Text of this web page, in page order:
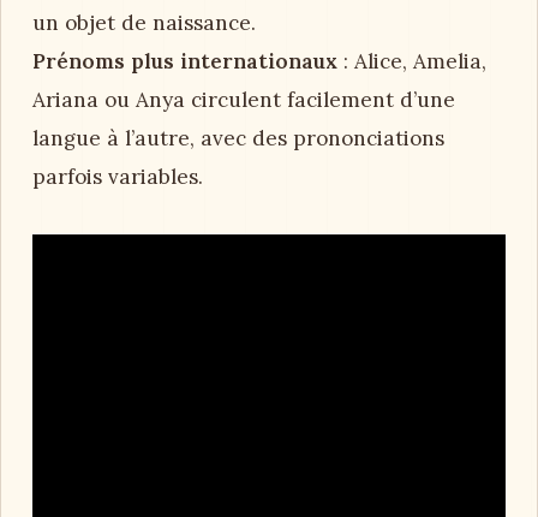
un objet de naissance.
Prénoms plus internationaux : Alice, Amelia,
Ariana ou Anya circulent facilement d’une
langue à l’autre, avec des prononciations
parfois variables.